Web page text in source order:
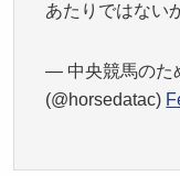
あたりではない
— 中央競馬のた
(@horsedatac)